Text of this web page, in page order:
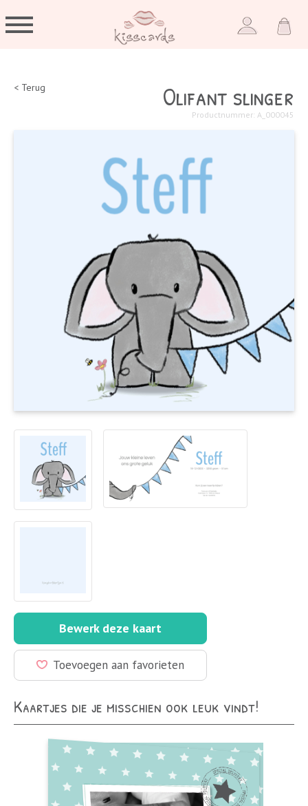
< Terug Olifant slinger
Productnummer: A_000045
Bewerk deze kaart
Toevoegen aan favorieten
Kaartjes die je misschien ook leuk vindt!